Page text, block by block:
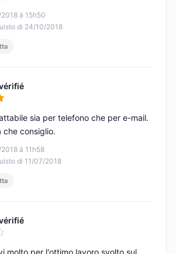
à 15h50
di 24/10/2018
à 11h58
di 11/07/2018
sia per telefono che per e-mail.
che consiglio.